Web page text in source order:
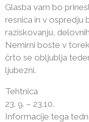
Glasba vam bo
resnica in v ospredju
raziskovanju,
Nemirni boste v
črto se obljublja
ljubezni.
Tehtnica
23. 9. – 23.10.
Informacije tega